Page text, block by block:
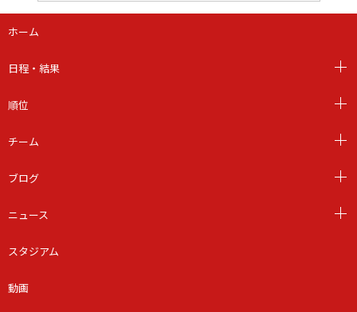
ホーム
日程・結果
順位
チーム
ブログ
ニュース
スタジアム
動画